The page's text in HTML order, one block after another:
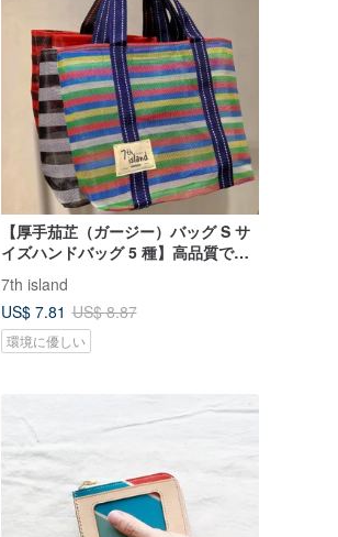
【厚手茄芷（ガージー）バッグ S サ
イズハンドバッグ 5 種】高品質で持
に最適
7th island
US$ 7.81 US$ 8.87
環境に優しい